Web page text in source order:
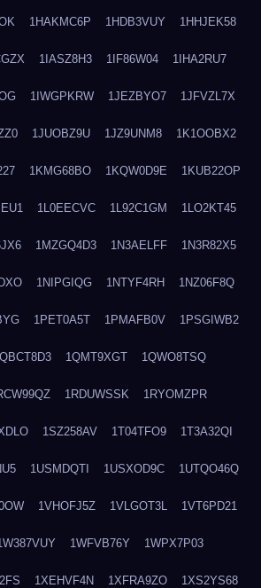
1HAKMC6P 1HDB3VUY 1HHJEK58
1IASZ8H3 1IF86W04 1IHA2RU7
1IWGPKRW 1JEZBYO7 1JFVZL7X
1JUOBZ9U 1JZ9UNM8 1K1OOBX2
1KMG68BO 1KQW0D9E 1KUB22OP
1L0EECVC 1L92C1GM 1LO2KT45
1MZGQ4D3 1N3AELFF 1N3R82X5
1NIPGIQG 1NTYF4RH 1NZ06F8Q
1PET0A5T 1PMAFB0V 1PSGIWB2
1QMT9XGT 1QWO8TSQ
1RDUWSSK 1RYOMZPR
1SZ258AV 1T04TFO9 1T3A32QI
1USMDQTI 1USXOD9C 1UTQO46Q
1VHOFJ5Z 1VLGOT3L 1VT6PD21
1WFVB76Y 1WPX7P03
1XEHVF4N 1XFRA9ZO 1XS2YS68